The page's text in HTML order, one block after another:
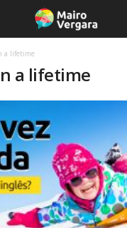
a lifetime
a lifetime